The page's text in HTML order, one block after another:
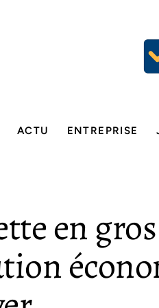
ACTU ENTREPRISE
en